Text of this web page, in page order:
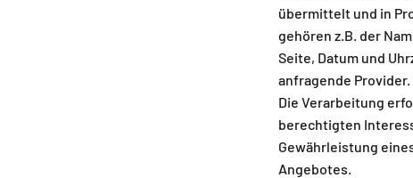
übermittelt und in
gehören z.B. der
Seite, Datum und
anfragende Provider.
Die Verarbeitung
berechtigten
Gewährleistung
Angebotes.